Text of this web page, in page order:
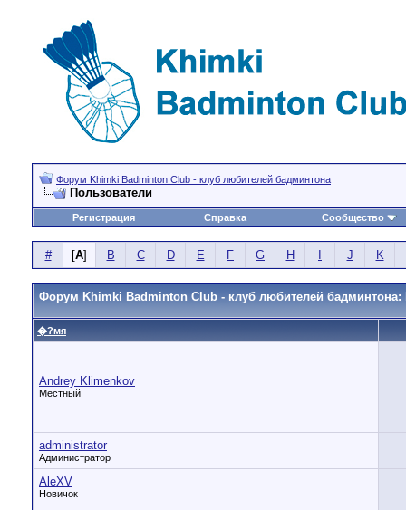
Форум Khimki Badminton Club - клуб любителей бадминтона
Пользователи
Регистрация Справка Сообщество
# [A] B C D E F G H J K
Форум Khimki Badminton Club - клуб любителей бадминтона:
�?мя
Andrey Klimenkov
Местный
administrator
Администратор
AleXV
Новичок